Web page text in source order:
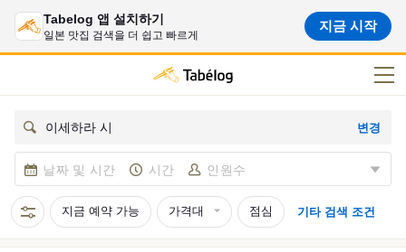
Tabelog 앱 설치하기
일본 맛집 검색을 더 쉽고 빠르게
지금 시작
이세하라 시 변경
날짜 및 시간 시간 인원수
지금 예약 가능 가격대 점심 기타 검색 조건